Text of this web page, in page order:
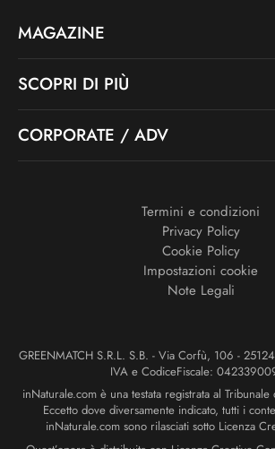
MAGAZINE
SCOPRI DI PIÙ
CORPORATE / ADV
Termini e condizioni
Privacy Policy
Cookie Policy
Impostazioni cookie
Note Legali
GREENMATCH S.R.L. S.B. - Via Corfù, 106 -
IVA e CodiceFiscale:
inNaturale.com è una testata registrata al
Eccetto dove diversamente indicato, tutti i
inNaturale.com sono rilasciati sotto Licenza